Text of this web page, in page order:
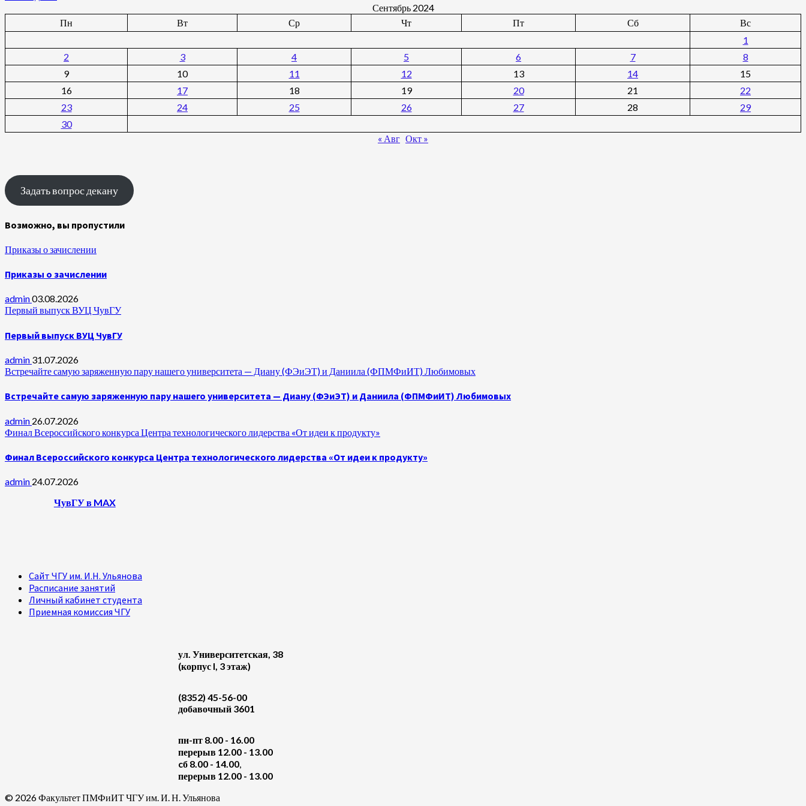
Сентябрь 2024
Пн
Вт Ср Чт Пт Сб
Вс
1
2
3 4 5 6 7
8
9
10 11 12 13 14
15
16
17 18 19 20 21
22
23
24 25 26 27 28
29
30
« Авг Окт »
Задать вопрос декану
Возможно, вы пропустили
Приказы о зачислении
Приказы о зачислении
admin03.08.2026
Первый выпуск ВУЦ ЧувГУ
Первый выпуск ВУЦ ЧувГУ
admin 31.07.2026
Встречайте самую заряженную пару нашего университета — Диану (ФЭиЭТ) и Даниила (ФПМФиИТ) Любимовых
Встречайте самую заряженную пару нашего университета — Диану (ФЭиЭТ) и Даниила (ФПМФиИТ) Любимовых
admin 26.07.2026
Финал Всероссийского конкурса Центра технологического лидерства «От идеи к продукту»
Финал Всероссийского конкурса Центра технологического лидерства «От идеи к продукту»
admin 24.07.2026
ЧувГУ в MAX
Сайт ЧГУ им. И.Н. Ульянова
Расписание занятий
Личный кабинет студента
Приемная комиссия ЧГУ
ул. Университетская, 38
(корпус I, 3 этаж)
(8352) 45-56-00
добавочный 3601
пн-пт 8.00 - 16.00
перерыв 12.00 - 13.00
cб 8.00 - 14.00,
перерыв 12.00 - 13.00
© 2026 Факультет ПМФиИТ ЧГУ им. И. Н. Ульянова